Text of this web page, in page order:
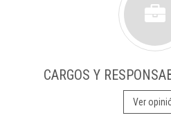
CARGOS Y
Ver